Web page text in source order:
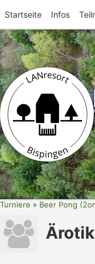
Startseite Infos
Turniere Beer Pong